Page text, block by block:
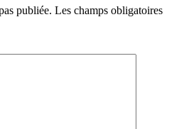
publiée. Les champs obligatoires